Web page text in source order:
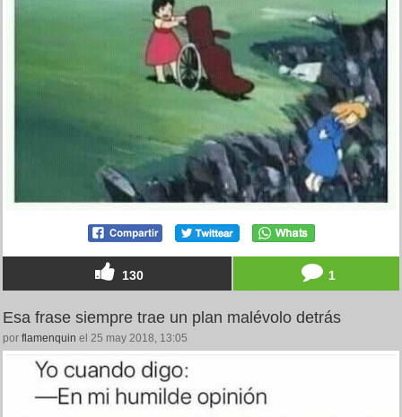
130 1
Esa frase siempre trae un plan malévolo detrás
por flamenquin el 25 may 2018, 13:05